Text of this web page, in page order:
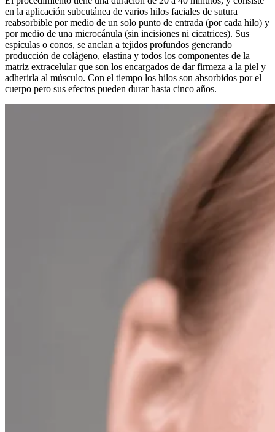
en la aplicación subcutánea de varios hilos faciales de sutura
reabsorbible por medio de un solo punto de entrada (por cada hilo) y
por medio de una microcánula (sin incisiones ni cicatrices). Sus
espículas o conos, se anclan a tejidos profundos generando
producción de colágeno, elastina y todos los componentes de la
matriz extracelular que son los encargados de dar firmeza a la piel y
adherirla al músculo. Con el tiempo los hilos son absorbidos por el
cuerpo pero sus efectos pueden durar hasta cinco años.